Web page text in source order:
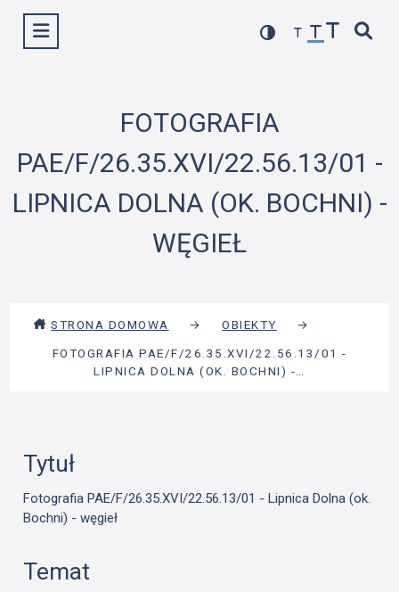
Wyświetl menu
FOTOGRAFIA
PAE/F/26.35.XVI/22.56.13/01 -
LIPNICA DOLNA (OK. BOCHNI) -
WĘGIEŁ
STRONA DOMOWA → OBIEKTY
→
FOTOGRAFIA PAE/F/26.35.XVI/22.56.13/01 -
LIPNICA DOLNA (OK. BOCHNI) -…
Tytuł
Fotografia PAE/F/26.35.XVI/22.56.13/01 - Lipnica Dolna (ok.
Bochni) - węgieł
Temat